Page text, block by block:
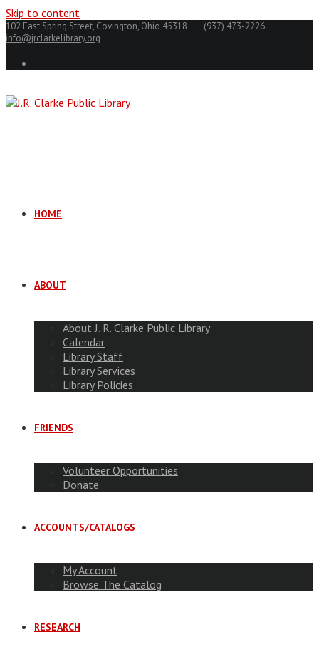
Skip to content
102 East Spring Street, Covington, Ohio 45318
(937) 473-2226
info@jrclarkelibrary.org
HOME
ABOUT
About J. R. Clarke Public Library
Calendar
Library Staff
Library Services
Library Policies
FRIENDS
Volunteer Opportunities
Donate
ACCOUNTS/CATALOGS
My Account
Browse The Catalog
RESEARCH